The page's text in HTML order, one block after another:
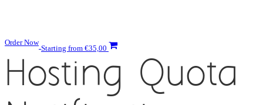
Order Now
Starting from €35,00
Hosting Quota